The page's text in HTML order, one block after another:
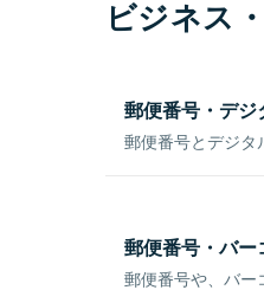
ビジネス
郵便番号・デ
郵便番号とデジタ
郵便番号・バ
郵便番号や、バー